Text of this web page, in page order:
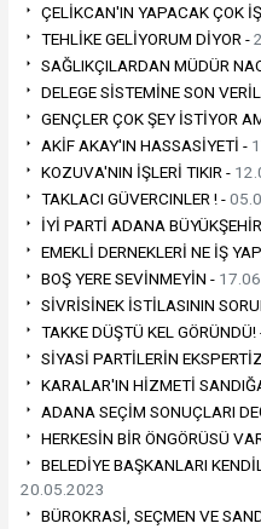
ÇELİKCAN'IN YAPACAK ÇOK
TEHLİKE GELİYORUM DİYOR -
SAĞLIKÇILARDAN MÜDÜR
DELEGE SİSTEMİNE SON
GENÇLER ÇOK ŞEY İSTİYOR
AKİF AKAY'IN HASSASİYETİ -
KOZUVA'NIN İŞLERİ TIKIR -
TAKLACI GÜVERCINLER ! -
İYİ PARTİ ADANA
EMEKLİ DERNEKLERİ NE İŞ
BOŞ YERE SEVİNMEYİN -
SİVRİSİNEK İSTİLASININ
TAKKE DÜŞTÜ KEL GÖRÜNDÜ!
SİYASİ PARTİLERİN
KARALAR'IN HİZMETİ
ADANA SEÇİM SONUÇLARI
HERKESİN BİR ÖNGÖRÜSÜ
BELEDİYE BAŞKANLARI
20.05.2023
BÜROKRASİ, SEÇMEN VE